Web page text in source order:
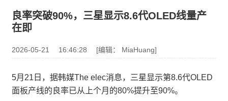
良率突破90%，三星显示8.6代OLED线量产
在即
2026-05-21 16:46:28 [编辑： MiaHuang]
5月21日，据韩媒The elec消息，三星显示第8.6代OLED
面板产线的良率已从上个月的80%提升至90%。